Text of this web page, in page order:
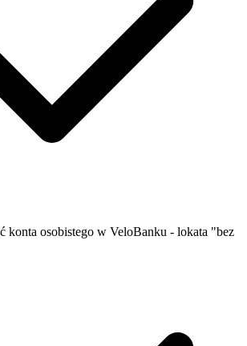
konta osobistego w VeloBanku - lokata "bez